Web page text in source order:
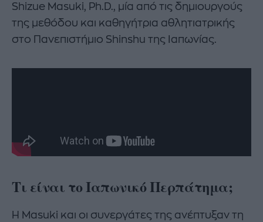
Shizue Masuki, Ph.D., μία από τις δημιουργούς
της μεθόδου και καθηγήτρια αθλητιατρικής
στο Πανεπιστήμιο Shinshu της Ιαπωνίας.
Τι είναι το Ιαπωνικό Περπάτημα;
Η Masuki και οι συνεργάτες της ανέπτυξαν τη